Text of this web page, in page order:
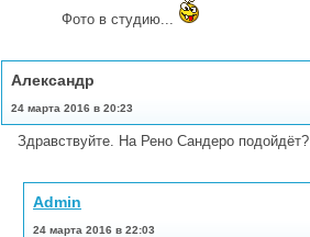
Фото в студию...
Александр
24 марта 2016 в 20:23
Здравствуйте. На Рено Сандеро подойдёт?
Admin
24 марта 2016 в 22:03